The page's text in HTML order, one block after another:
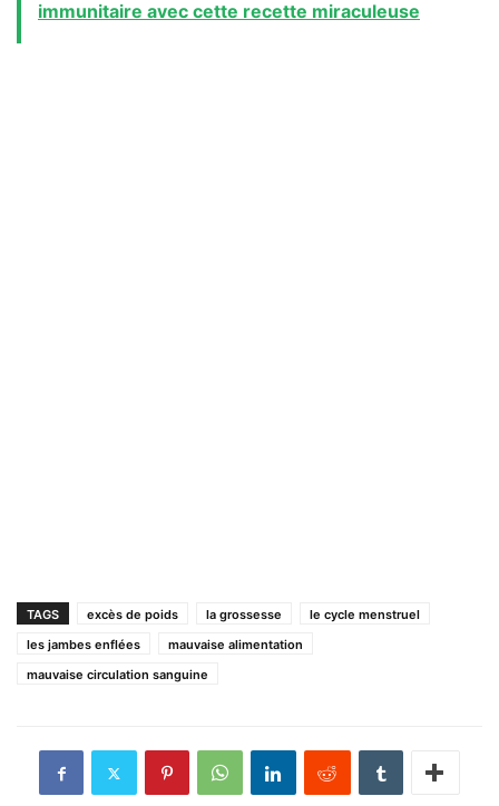
immunitaire avec cette recette miraculeuse
TAGS excès de poids la grossesse
le cycle menstruel
les jambes enflées
mauvaise alimentation
mauvaise circulation sanguine